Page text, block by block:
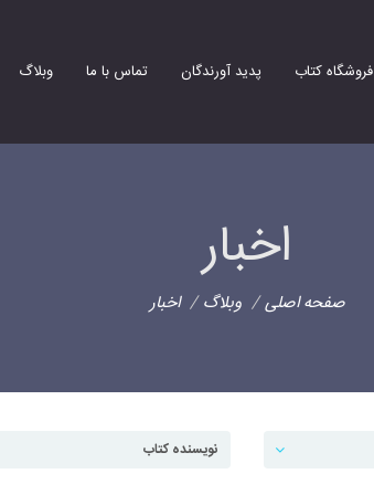
فروشگاه کتاب پدید آورندگان تماس با ما وبلاگ
اخبار
صفحه اصلی وبلاگ اخبار